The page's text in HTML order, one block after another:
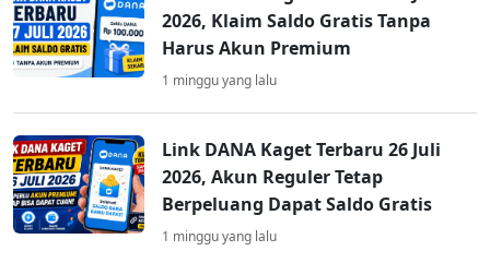
2026, Klaim Saldo Gratis Tanpa
Harus Akun Premium
1 minggu yang lalu
Link DANA Kaget Terbaru 26 Juli
2026, Akun Reguler Tetap
Berpeluang Dapat Saldo Gratis
1 minggu yang lalu